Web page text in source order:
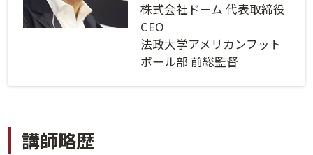
プライバシーポリシー に同意の上ご利用ください。
初めてご利用になる方
株式会社ドーム 代表取締役
CEO
法政大学アメリカンフット
ボール部 前総監督
講師略歴
資料請求
ご利用ガイド